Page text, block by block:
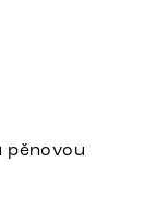
pěnovou